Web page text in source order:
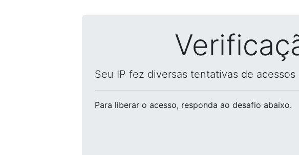
Seu IP fez diversas tentativas de
Para liberar o acesso, responda ao desafio abaixo.